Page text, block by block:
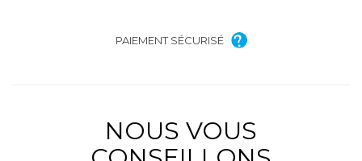
PAIEMENT SÉCURISÉ
NOUS VOUS